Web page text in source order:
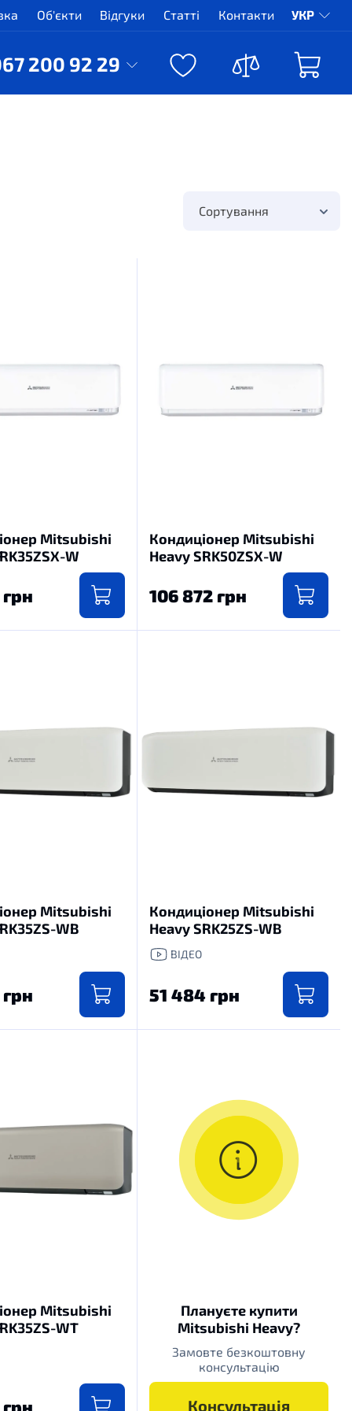
Об'єкти Відгуки Статті Контакти УКР
200 92 29
Сортування
Mitsubishi
W
Кондиціонер Mitsubishi
Heavy SRK50ZSX-W
106 872 грн
Mitsubishi
WB
Кондиціонер Mitsubishi
Heavy SRK25ZS-WB
ВІДЕО
51 484 грн
Mitsubishi
WT
Плануєте купити
Mitsubishi Heavy?
Замовте безкоштовну
консультацію
Консультація